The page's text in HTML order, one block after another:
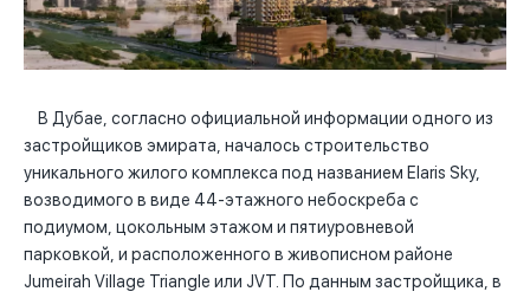
В Дубае, согласно официальной информации одного из
застройщиков эмирата, началось строительство
уникального жилого комплекса под названием Elaris Sky,
возводимого в виде 44-этажного небоскреба с
подиумом, цокольным этажом и пятиуровневой
парковкой, и расположенного в живописном районе
Jumeirah Village Triangle или JVT. По данным застройщика, в